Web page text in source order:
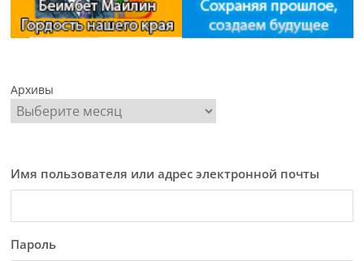
Архивы
Имя пользователя или адрес электронной почты
Пароль